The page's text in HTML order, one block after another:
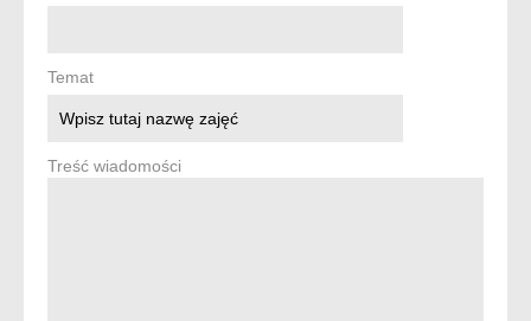
Temat
Treść wiadomości